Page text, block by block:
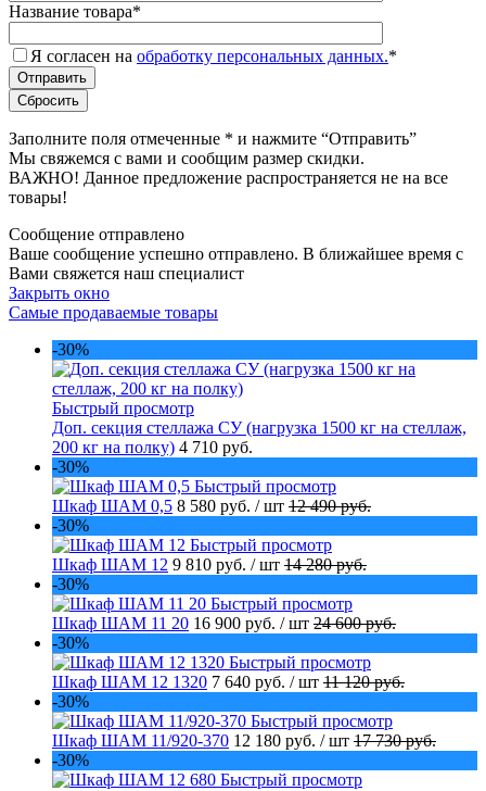
Название товара*
Я согласен на обработку персональных данных.*
Заполните поля отмеченные * и нажмите “Отправить”
Мы свяжемся с вами и сообщим размер скидки.
ВАЖНО! Данное предложение распространяется не на все
товары!
Сообщение отправлено
Ваше сообщение успешно отправлено. В ближайшее время с
Вами свяжется наш специалист
Закрыть окно
Самые продаваемые товары
-30%
Быстрый просмотр
Доп. секция стеллажа СУ (нагрузка 1500 кг на стеллаж,
200 кг на полку) 4 710 руб.
-30%
Быстрый просмотр
Шкаф ШАМ 0,5 8 580 руб. / шт 12 490 руб.
-30%
Быстрый просмотр
Шкаф ШАМ 12 9 810 руб. / шт 14 280 руб.
-30%
Быстрый просмотр
Шкаф ШАМ 11 20 16 900 руб. / шт 24 600 руб.
-30%
Быстрый просмотр
Шкаф ШАМ 12 1320 7 640 руб. / шт 11 120 руб.
-30%
Быстрый просмотр
Шкаф ШАМ 11/920-370 12 180 руб. / шт 17 730 руб.
-30%
Быстрый просмотр